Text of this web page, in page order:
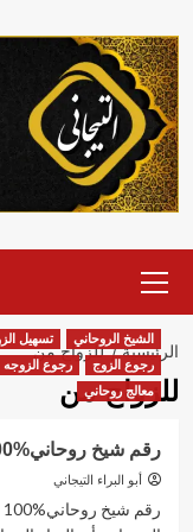
إلى
المحتوى
الرئيسية
الرئيسية للزواج من
للزواج من
الشيخ الروحاني تسهيل
رجوع الزوج
رجوع الزوجه
معالج روحاني
رقم شيخ روحاني%100
أبو البراء التيجاني